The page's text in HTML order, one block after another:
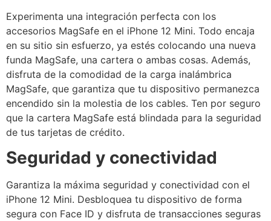
Experimenta una integración perfecta con los
accesorios MagSafe en el iPhone 12 Mini. Todo encaja
en su sitio sin esfuerzo, ya estés colocando una nueva
funda MagSafe, una cartera o ambas cosas. Además,
disfruta de la comodidad de la carga inalámbrica
MagSafe, que garantiza que tu dispositivo permanezca
encendido sin la molestia de los cables. Ten por seguro
que la cartera MagSafe está blindada para la seguridad
de tus tarjetas de crédito.
Seguridad y conectividad
Garantiza la máxima seguridad y conectividad con el
iPhone 12 Mini. Desbloquea tu dispositivo de forma
segura con Face ID y disfruta de transacciones seguras